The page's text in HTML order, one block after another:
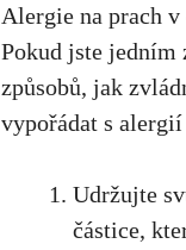
Alergie na prach
Pokud jste
způsobů, jak⁤
vypořádat s
Udržujte
částice,